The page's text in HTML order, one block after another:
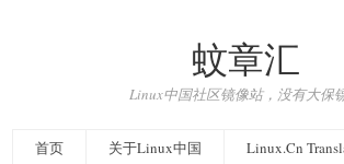
蚊章汇
Linux中国社区镜像站，没有大保镖
首页 关于Linux中国
Linux.Cn